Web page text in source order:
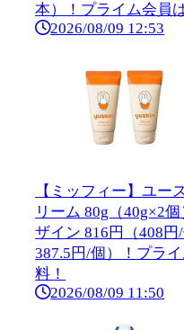
本）！プライム会員
2026/08/09 12:53
【ミッフィー】ユー
リーム 80g（40g×2
ザイン 816円（408円/
387.5円/個）！プラ
料！
2026/08/09 11:50